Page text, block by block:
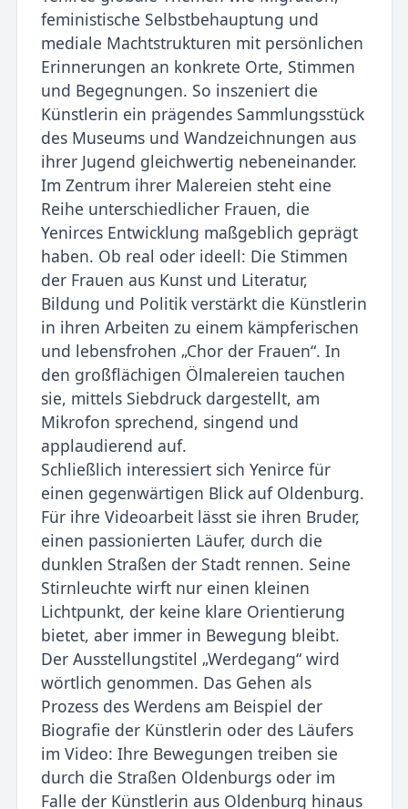
feministi­sche Selbstbehauptung und
mediale Machtstrukturen mit per­sönlichen
Erinnerungen an konkrete Orte, Stimmen
und Begeg­nungen. So inszeniert die
Künstlerin ein prägendes Sammlungsstü­ck
des Museums und Wandzeichnungen aus
ihrer Jugend gleichwertig nebeneinander.
Im Zentrum ihrer Malereien steht eine
Reihe unterschiedlicher Frauen, die
Yenirces Entwicklung maßgeblich geprägt
haben. Ob real oder ideell: Die Stimmen
der Frauen aus Kunst und Litera­tur,
Bildung und Politik verstärkt die Künstlerin
in ihren Arbeiten zu einem kämpferischen
und lebensfrohen „Chor der Frauen“. In
den großflächigen Ölmalereien tauchen
sie, mittels Siebdruck dargestellt, am
Mikrofon sprechend, singend und
applaudierend auf.
Schließlich interessiert sich Yenirce für
einen gegenwärtigen Blick auf Oldenburg.
Für ihre Videoarbeit lässt sie ihren Bruder,
einen passionierten Läufer, durch die
dunklen Straßen der Stadt rennen. Seine
Stirnleuchte wirft nur einen kleinen
Lichtpunkt, der keine klare Orientierung
bietet, aber im­mer in Bewegung bleibt.
Der Ausstellungstitel „Werdegang“ wird
wörtlich genommen. Das Gehen als
Prozess des Werdens am Beispiel der
Biografie der Künstlerin oder des Läufers
im Video: Ihre Bewe­gungen treiben sie
durch die Straßen Oldenburgs oder im
Falle der Künstlerin aus Oldenburg hinaus